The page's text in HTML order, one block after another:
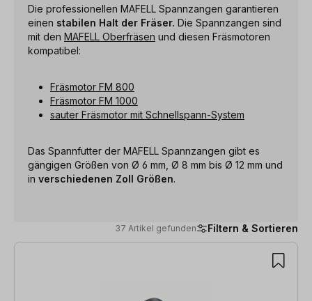
Die professionellen MAFELL Spannzangen garantieren
einen stabilen Halt der Fräser. Die Spannzangen sind
mit den MAFELL Oberfräsen und diesen Fräsmotoren
kompatibel:
Fräsmotor FM 800
Fräsmotor FM 1000
sauter Fräsmotor mit Schnellspann-System
Das Spannfutter der MAFELL Spannzangen gibt es
gängigen Größen von Ø 6 mm, Ø 8 mm bis Ø 12 mm und
in verschiedenen Zoll Größen.
37 Artikel gefunden Filtern & Sortieren
37 Artikel gefunden